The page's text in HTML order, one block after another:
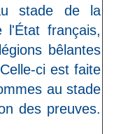
stade de la
l'État français,
bêlantes
ci est faite
au stade
des preuves.